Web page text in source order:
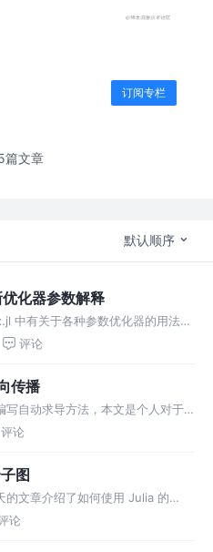
订阅专栏
篇文章
默认顺序
化器参数解释
中有关于各种参数优化器的用法，
评论
传播
自动求导方法，本文是个人对于
评论
图
的文章介绍了如何使用 Julia 的
循环去画多个子图，和子图之中
论